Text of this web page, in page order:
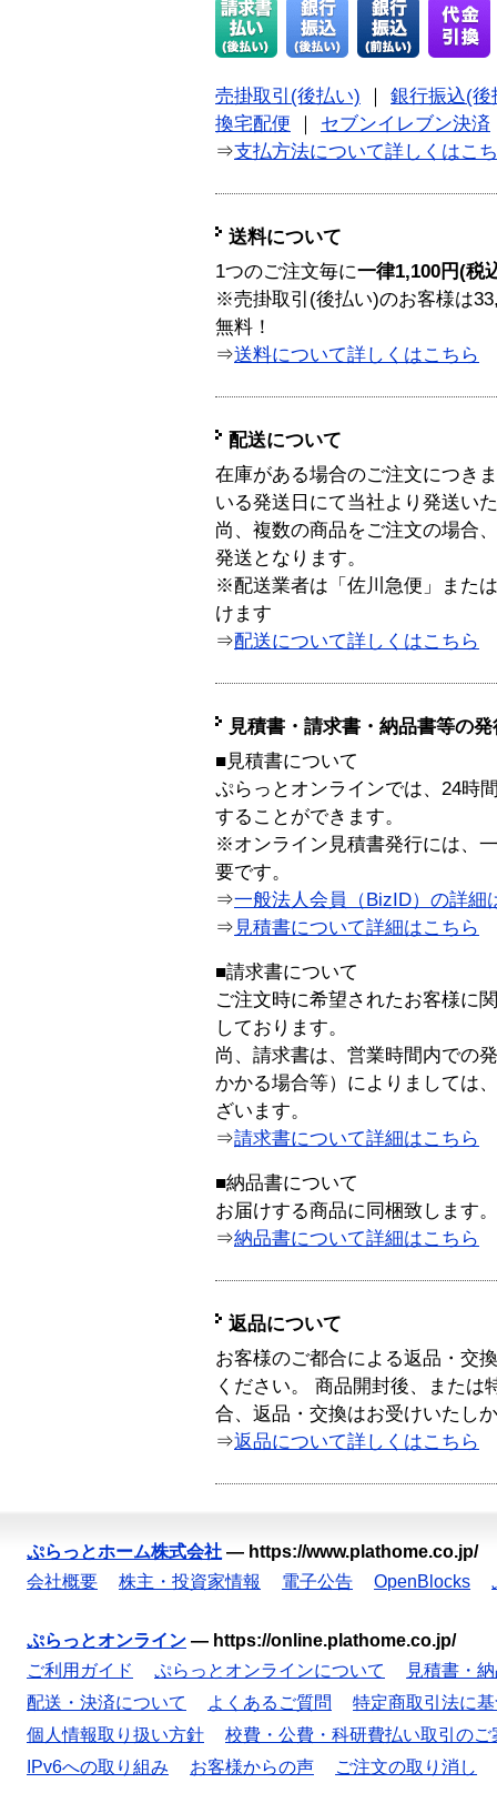
売掛取引(後払い)
銀行振込(後
換宅配便
セブンイレブン決済
⇒支払方法について詳しくはこ
送料について
1つのご注文毎に一律1,100円(税
※売掛取引(後払い)のお客様は
無料！
⇒送料について詳しくはこちら
配送について
在庫がある場合のご注文につき
いる発送日にて当社より発送い
尚、複数の商品をご注文の場合
発送となります。
※配送業者は「佐川急便」また
けます
⇒配送について詳しくはこちら
見積書・請求書・納品書等の
■見積書について
ぷらっとオンラインでは、24時
することができます。
※オンライン見積書発行には、
要です。
⇒一般法人会員（BizID）の詳細
⇒ 見積書について詳細はこちら
■請求書について
ご注文時に希望されたお客様に
しております。
尚、請求書は、営業時間内での
かかる場合等）によりましては
ざいます。
⇒請求書について詳細はこちら
■納品書について
お届けする商品に同梱致します。
⇒納品書について詳細はこちら
返品について
お客様のご都合による返品・交
ください。 商品開封後、または
合、返品・交換はお受けいたし
⇒返品について詳しくはこちら
ぷらっとホーム株式会社 — https://www.plathome.co.jp/
会社概要
株主・投資家情報 電子公告 OpenBlocks
ぷらっとオンライン — https://online.plathome.co.jp/
ご利用ガイド
ぷらっとオンラインについて
見積書・
配送・決済について
よくあるご質問
特定商取引法に
個人情報取り扱い方針
校費・公費・科研費払い取引のご
IPv6への取り組み
お客様からの声 ご注文の取り消し